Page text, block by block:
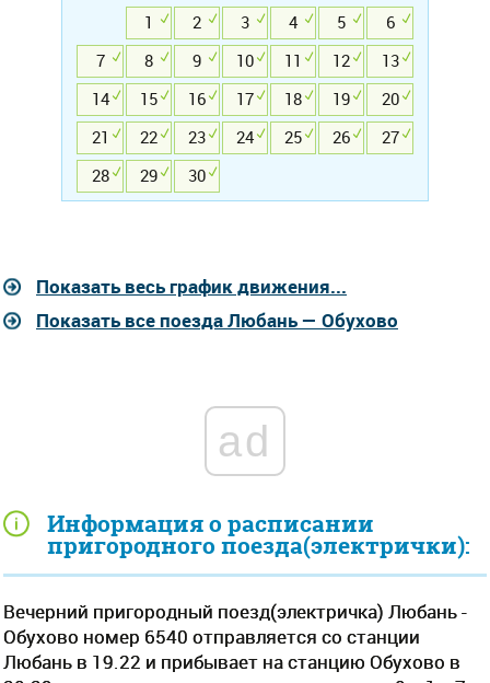
Информация о расписании
пригородного поезда(электрички):
Вечерний пригородный поезд(электричка) Любань -
Обухово номер 6540 отправляется со станции
Любань в 19.22 и прибывает на станцию Обухово в
1
2 3 4 5
6
7
8 9 10 11 12
13
14
15 16 17 18 19
20
21
22 23 24 25 26
27
28
29 30
Показать весь график движения...
Показать все поезда Любань — Обухово
ad